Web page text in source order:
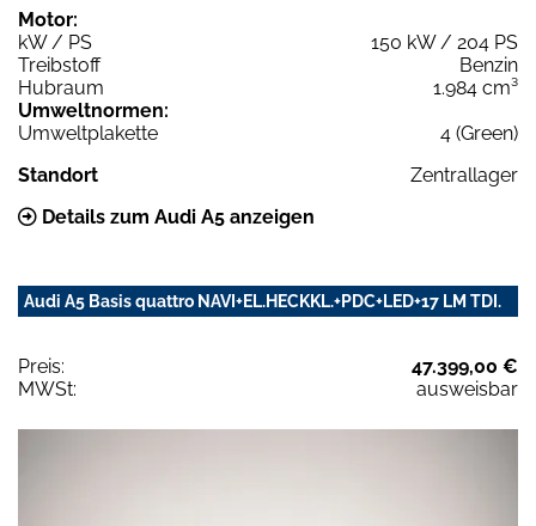
Motor:
kW / PS
150 kW / 204 PS
Treibstoff
Benzin
Hubraum
1.984 cm³
Umweltnormen:
Umweltplakette
4 (Green)
Standort
Zentrallager
Details zum Audi A5 anzeigen
Audi A5 Basis quattro NAVI+EL.HECKKL.+PDC+LED+17 LM TDI.
Preis:
47.399,00 €
MWSt:
ausweisbar